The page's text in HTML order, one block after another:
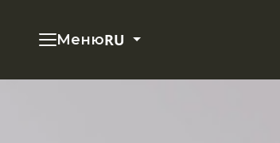
МенюRU